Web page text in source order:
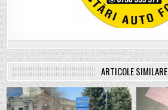
ARTICOLE SIMILARE